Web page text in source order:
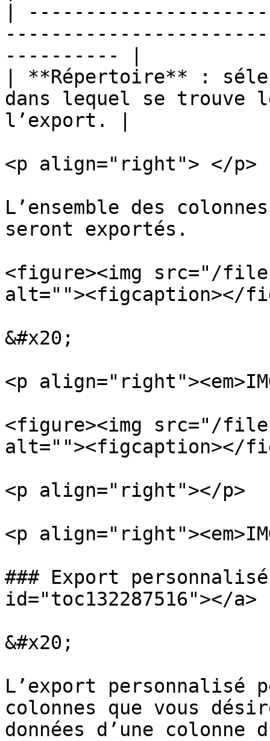
|
---------- |
| **Répertoire** :
dans lequel se
l’export. |
<p align="right"> </p>
L’ensemble des
seront exportés.
<figure><img src="/files/
alt=""><figcaption></
&#x20;
<p
<figure><img src="/files/
alt=""><figcaption></
<p align="right"></p>
<p
### Export
id="toc132287516"></a>
&#x20;
L’export personnalisé
colonnes que vous
données d’une